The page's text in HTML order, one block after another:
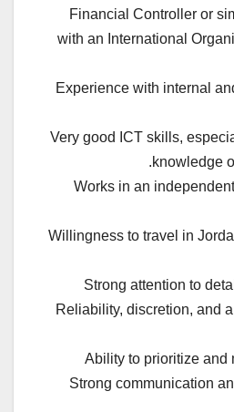
Financial Controller or
with an International
Experience with internal
Very good ICT skills,
knowledge
Works in an
Willingness to travel in
Strong attention to
Reliability, discretion, and
Ability to prioritize and
Strong communication